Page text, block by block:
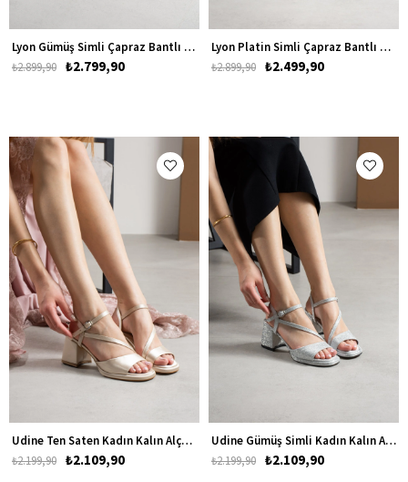
Lyon Gümüş Simli Çapraz Bantlı Kadın Platform Kalın Topuklu Ayakkabı
₺2.799,90
₺2.899,90
Lyon Platin Simli Çapraz Bantlı Kadın Platform Kalın Topuklu Ayakkabı
₺2.499,90
₺2.899,90
Udine Ten Saten Kadın Kalın Alçak Topuklu Ayakkabı
₺2.109,90
₺2.199,90
Udine Gümüş Simli Kadın Kalın Alçak Topuklu Ayakkabı
₺2.109,90
₺2.199,90